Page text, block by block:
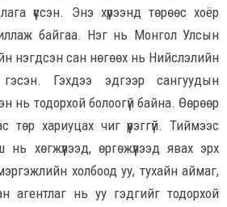
үүссэн. Энэ хүрээнд төрөөс хоёр
байгаа. Нэг нь Монгол Улсын
нэгдсэн сан нөгөөх нь Нийслэлийн
Гэхдээ эдгээр сангуудын
нь тодорхой болоогүй байна. Өөрөөр
төр хариуцах чиг үүрэггүй. Тиймээс
хөгжүүлээд, өргөжүүлээд явах эрх
холбоод уу, тухайн аймаг,
агентлаг нь уу гэдгийг тодорхой